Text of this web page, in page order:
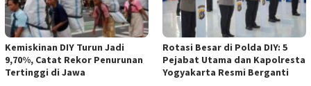
Kemiskinan DIY Turun Jadi
9,70%, Catat Rekor Penurunan
Tertinggi di Jawa
Rotasi Besar di Polda DIY: 5
Pejabat Utama dan Kapolresta
Yogyakarta Resmi Berganti